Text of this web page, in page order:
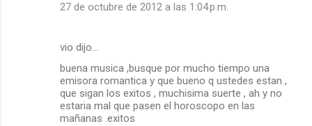
27 de octubre de 2012 a las 1:04 p.m.
vio dijo…
buena musica ,busque por mucho tiempo una
emisora romantica y que bueno q ustedes estan ,
que sigan los exitos , muchisima suerte , ah y no
estaria mal que pasen el horoscopo en las
mañanas .exitos